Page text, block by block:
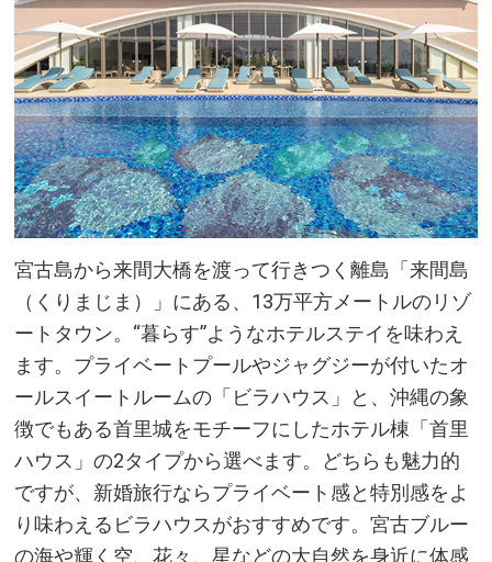
宮古島から来間大橋を渡って行きつく離島「来間島
（くりまじま）」にある、13万平方メートルのリゾ
ートタウン。“暮らす”ようなホテルステイを味わえ
ます。プライベートプールやジャグジーが付いたオ
ールスイートルームの「ビラハウス」と、沖縄の象
徴でもある首里城をモチーフにしたホテル棟「首里
ハウス」の2タイプから選べます。どちらも魅力的
ですが、新婚旅行ならプライベート感と特別感をよ
り味わえるビラハウスがおすすめです。宮古ブルー
の海や輝く空、花々、星などの大自然を身近に体感